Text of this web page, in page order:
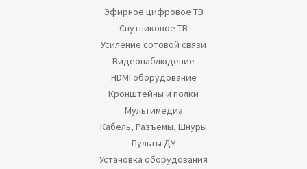
Эфирное цифровое ТВ
Спутниковое ТВ
Усиление сотовой связи
Видеонаблюдение
HDMI оборудование
Кронштейны и полки
Мультимедиа
Кабель, Разъемы, Шнуры
Пульты ДУ
Установка оборудования